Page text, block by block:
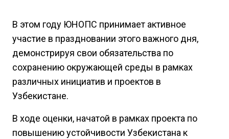
В этом году ЮНОПС принимает активное
участие в праздновании этого важного дня,
демонстрируя свои обязательства по
сохранению окружающей среды в рамках
различных инициатив и проектов в
Узбекистане.
В ходе оценки, начатой в рамках проекта по
повышению устойчивости Узбекистана к